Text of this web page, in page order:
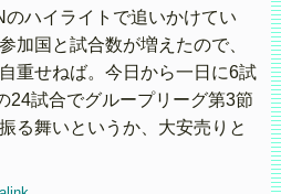
ハイライトで追いかけてい
加国と試合数が増えたので、
重せねば。今日から一日に6試
24試合でグループリーグ第3節
る舞いというか、大安売りと